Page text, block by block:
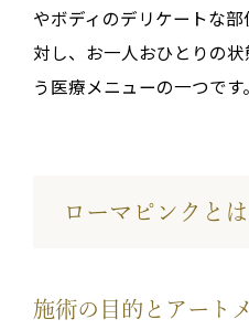
やボディのデリケートな
対し、お一人おひとりの
う医療メニューの一つです。
ローマピンクと
施術の目的とアート